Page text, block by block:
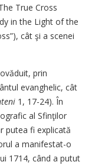
True Cross
in the Light of the
cât şi a scenei
prin
evanghelic, cât
1, 17-24). În
al Sfinţilor
putea fi explicată
a manifestat-o
1714, când a putut